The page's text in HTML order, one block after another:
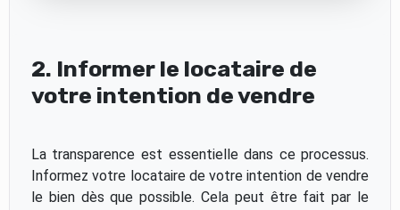
2. Informer le locataire de
votre intention de vendre
La transparence est essentielle dans ce processus.
Informez votre locataire de votre intention de vendre
le bien dès que possible. Cela peut être fait par le